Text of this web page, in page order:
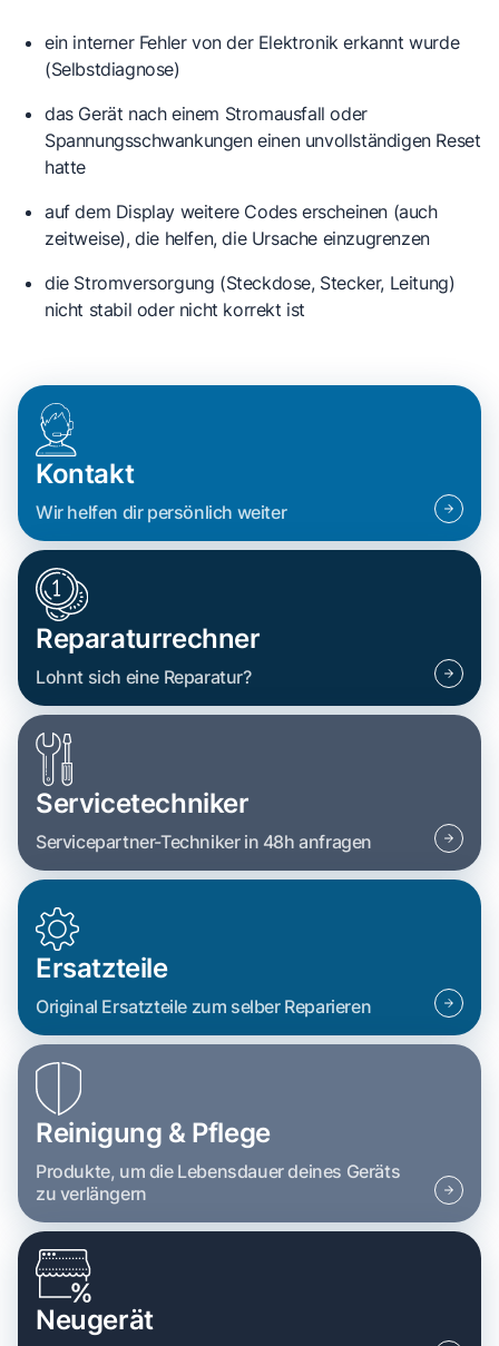
ein interner Fehlervon der Elektronik erkannt wurde
(Selbstdiagnose)
das Gerät nach einem Stromausfall oder
Spannungsschwankungen einen unvollständigen Reset
hatte
auf dem Display weitere Codeserscheinen (auch
zeitweise), die helfen, die Ursache einzugrenzen
die Stromversorgung (Steckdose, Stecker, Leitung)
nicht stabil oder nicht korrekt ist
Kontakt
Wir helfen dir persönlich weiter
Reparaturrechner
Lohnt sich eine Reparatur?
Servicetechniker
Servicepartner-Techniker in 48h anfragen
Ersatzteile
Original Ersatzteile zum selber Reparieren
Reinigung & Pflege
Produkte, um die Lebensdauer deines Geräts
zu verlängern
Neugerät